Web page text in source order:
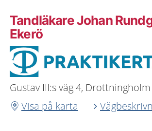
Tandläkare Johan
Ekerö
Gustav III:s väg 4, Drottningholm
Visa på karta